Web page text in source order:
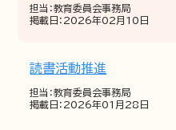
担当：教育委員会事務局
掲載日：2026年02月10日
読書活動推進
担当：教育委員会事務局
掲載日：2026年01月28日